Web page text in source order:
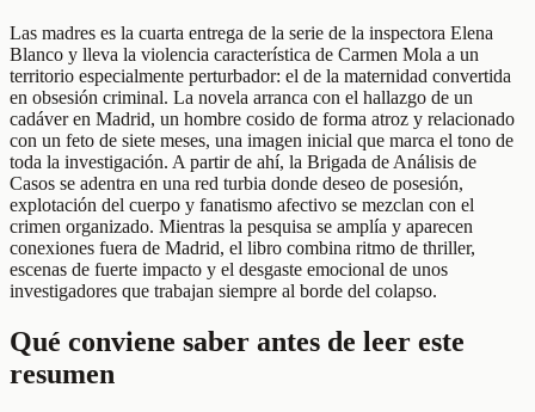
Las madres es la cuarta entrega de la serie de la inspectora Elena
Blanco y lleva la violencia característica de Carmen Mola a un
territorio especialmente perturbador: el de la maternidad convertida
en obsesión criminal. La novela arranca con el hallazgo de un
cadáver en Madrid, un hombre cosido de forma atroz y relacionado
con un feto de siete meses, una imagen inicial que marca el tono de
toda la investigación. A partir de ahí, la Brigada de Análisis de
Casos se adentra en una red turbia donde deseo de posesión,
explotación del cuerpo y fanatismo afectivo se mezclan con el
crimen organizado. Mientras la pesquisa se amplía y aparecen
conexiones fuera de Madrid, el libro combina ritmo de thriller,
escenas de fuerte impacto y el desgaste emocional de unos
investigadores que trabajan siempre al borde del colapso.
Qué conviene saber antes de leer este
resumen